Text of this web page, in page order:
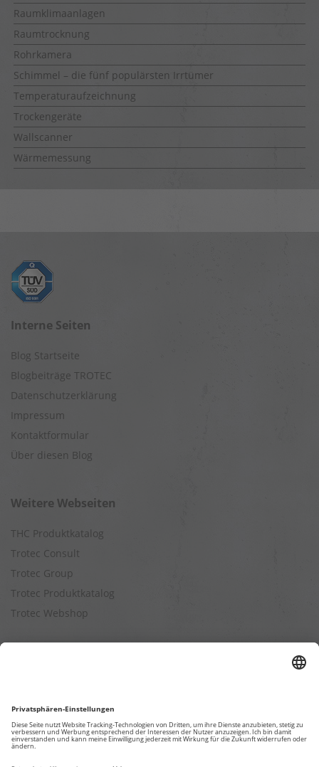
Raumklimaanlagen
Raumtrocknung
Rohrkamera
Schimmel – die fünf populärsten Irrtümer
Temperaturaufzeichnung
Trockengeräte
Wallscanner
Wärmemessung
Interne Seiten
Blog Startseite
Blogbeiträge TROTEC
Datenschutzerklärung
Impressum
Kontaktformular
Über diesen Blog
Weitere Webseiten
THC Produktkatalog
Trotec Consult
Trotec Group
Trotec Produktkatalog
Trotec Webshop
Entfeuchtungsleistung berechnen
Kapazitätsberechnung für Luftreiniger
Klimatisierungsleistung berechnen